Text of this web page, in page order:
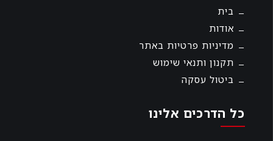
בית
אודות
מדיניות פרטיות באתר
תקנון ותנאי שימוש
ביטול עסקה
כל הדרכים אלינו